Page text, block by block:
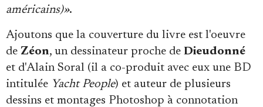
américains)».
Ajoutons que la couverture du livre est l'oeuvre
de Zéon, un dessinateur proche de Dieudonné
et d'Alain Soral (il a co-produit avec eux une BD
intitulée Yacht People) et auteur de plusieurs
dessins et montages Photoshop à connotation